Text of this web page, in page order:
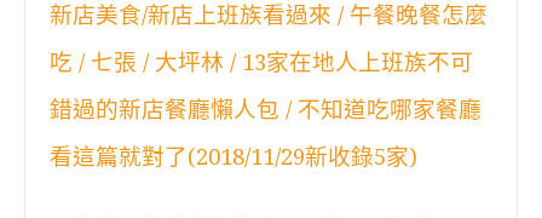
新店美食/新店上班族看過來 / 午餐晚餐怎麼
吃 / 七張 / 大坪林 / 13家在地人上班族不可
錯過的新店餐廳懶人包 / 不知道吃哪家餐廳
看這篇就對了(2018/11/29新收錄5家)